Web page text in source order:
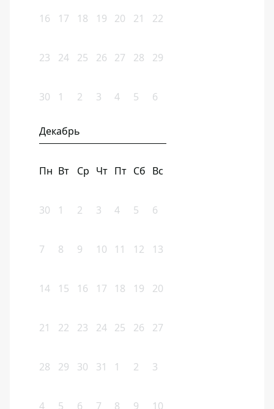
16 17 18 19 20 21 22
23 24 25 26 27 28 29
30 1 2 3 4 5 6
Декабрь
Пн Вт Ср Чт Пт Сб Вс
30 1 2 3 4 5 6
7 8 9 10 11 12 13
14 15 16 17 18 19 20
21 22 23 24 25 26 27
28 29 30 31 1 2 3
4 5 6 7 8 9 10